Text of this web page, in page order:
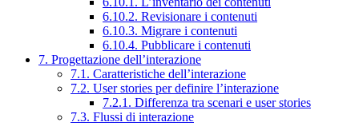
6.10.2. Revisionare i contenuti
6.10.3. Migrare i contenuti
6.10.4. Pubblicare i contenuti
7. Progettazione dell’interazione
7.1. Caratteristiche dell’interazione
7.2. User stories per definire l’interazione
7.2.1. Differenza tra scenari e user stories
7.3. Flussi di interazione